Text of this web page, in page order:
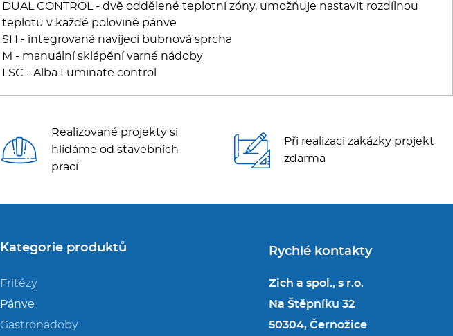
DUAL CONTROL - dvě oddělené teplotní zóny, umožňuje nastavit rozdílnou
teplotu v každé polovině pánve
SH - integrovaná navíjecí bubnová sprcha
M - manuální sklápění varné nádoby
LSC - Alba Luminate control
Realizované projekty si
hlídáme od stavebních
prací
Při realizaci zakázky projekt
zdarma
Kategorie produktů
Fritézy
Pánve
Gastronádoby
Rychlé kontakty
Zich a spol., s r.o.
Na Štěpníku 32
50304, Černožice